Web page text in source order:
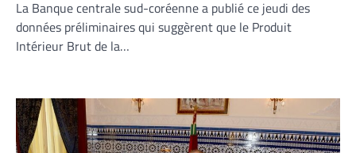
La Banque centrale sud-coréenne a publié ce jeudi des
données préliminaires qui suggèrent que le Produit
Intérieur Brut de la…